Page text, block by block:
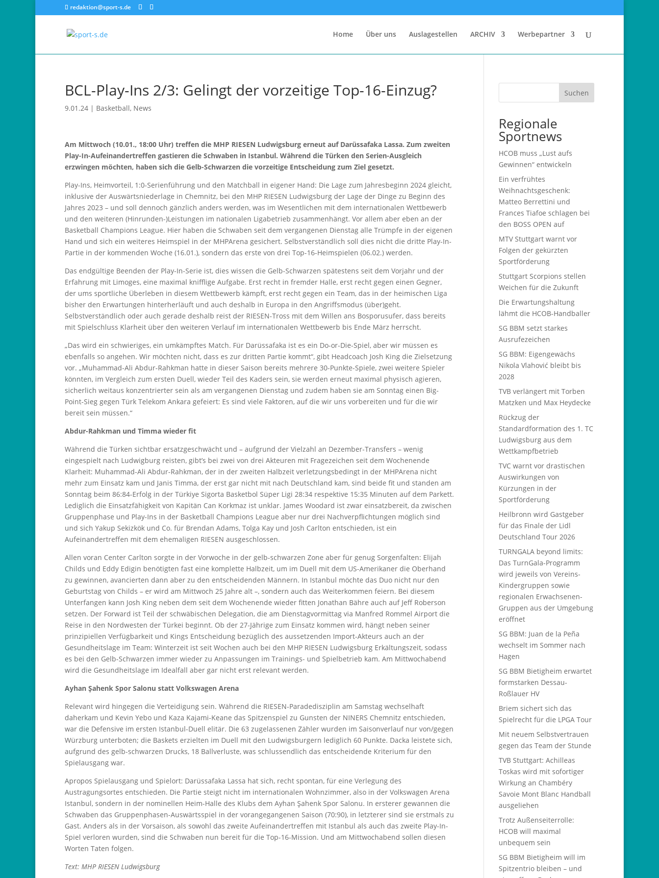
redaktion@sport-s.de
Home Über uns Auslagestellen ARCHIV Werbepartner
BCL-Play-Ins 2/3: Gelingt der vorzeitige Top-16-Einzug?
9.01.24 | Basketball, News
Am Mittwoch (10.01., 18:00 Uhr) treffen die MHP RIESEN Ludwigsburg erneut auf Darüssafaka Lassa. Zum zweiten
Play-In-Aufeinandertreffen gastieren die Schwaben in Istanbul. Während die Türken den Serien-Ausgleich
erzwingen möchten, haben sich die Gelb-Schwarzen die vorzeitige Entscheidung zum Ziel gesetzt.
Play-Ins, Heimvorteil, 1:0-Serienführung und den Matchball in eigener Hand: Die Lage zum Jahresbeginn 2024 gleicht,
inklusive der Auswärtsniederlage in Chemnitz, bei den MHP RIESEN Ludwigsburg der Lage der Dinge zu Beginn des
Jahres 2023 – und soll dennoch gänzlich anders werden, was im Wesentlichen mit dem internationalen Wettbewerb
und den weiteren (Hinrunden-)Leistungen im nationalen Ligabetrieb zusammenhängt. Vor allem aber eben an der
Basketball Champions League. Hier haben die Schwaben seit dem vergangenen Dienstag alle Trümpfe in der eigenen
Hand und sich ein weiteres Heimspiel in der MHPArena gesichert. Selbstverständlich soll dies nicht die dritte Play-In-
Partie in der kommenden Woche (16.01.), sondern das erste von drei Top-16-Heimspielen (06.02.) werden.
Das endgültige Beenden der Play-In-Serie ist, dies wissen die Gelb-Schwarzen spätestens seit dem Vorjahr und der
Erfahrung mit Limoges, eine maximal knifflige Aufgabe. Erst recht in fremder Halle, erst recht gegen einen Gegner,
der ums sportliche Überleben in diesem Wettbewerb kämpft, erst recht gegen ein Team, das in der heimischen Liga
bisher den Erwartungen hinterherläuft und auch deshalb in Europa in den Angriffsmodus (über)geht.
Selbstverständlich oder auch gerade deshalb reist der RIESEN-Tross mit dem Willen ans Bosporusufer, dass bereits
mit Spielschluss Klarheit über den weiteren Verlauf im internationalen Wettbewerb bis Ende März herrscht.
„Das wird ein schwieriges, ein umkämpftes Match. Für Darüssafaka ist es ein Do-or-Die-Spiel, aber wir müssen es
ebenfalls so angehen. Wir möchten nicht, dass es zur dritten Partie kommt“, gibt Headcoach Josh King die Zielsetzung
vor. „Muhammad-Ali Abdur-Rahkman hatte in dieser Saison bereits mehrere 30-Punkte-Spiele, zwei weitere Spieler
könnten, im Vergleich zum ersten Duell, wieder Teil des Kaders sein, sie werden erneut maximal physisch agieren,
sicherlich weitaus konzentrierter sein als am vergangenen Dienstag und zudem haben sie am Sonntag einen Big-
Point-Sieg gegen Türk Telekom Ankara gefeiert: Es sind viele Faktoren, auf die wir uns vorbereiten und für die wir
bereit sein müssen.“
Abdur-Rahkman und Timma wieder fit
Während die Türken sichtbar ersatzgeschwächt und – aufgrund der Vielzahl an Dezember-Transfers – wenig
eingespielt nach Ludwigburg reisten, gibt’s bei zwei von drei Akteuren mit Fragezeichen seit dem Wochenende
Klarheit: Muhammad-Ali Abdur-Rahkman, der in der zweiten Halbzeit verletzungsbedingt in der MHPArena nicht
mehr zum Einsatz kam und Janis Timma, der erst gar nicht mit nach Deutschland kam, sind beide fit und standen am
Sonntag beim 86:84-Erfolg in der Türkiye Sigorta Basketbol Süper Ligi 28:34 respektive 15:35 Minuten auf dem Parkett.
Lediglich die Einsatzfähigkeit von Kapitän Can Korkmaz ist unklar. James Woodard ist zwar einsatzbereit, da zwischen
Gruppenphase und Play-Ins in der Basketball Champions League aber nur drei Nachverpflichtungen möglich sind
und sich Yakup Sekizkök und Co. für Brendan Adams, Tolga Kay und Josh Carlton entschieden, ist ein
Aufeinandertreffen mit dem ehemaligen RIESEN ausgeschlossen.
Allen voran Center Carlton sorgte in der Vorwoche in der gelb-schwarzen Zone aber für genug Sorgenfalten: Elijah
Childs und Eddy Edigin benötigten fast eine komplette Halbzeit, um im Duell mit dem US-Amerikaner die Oberhand
zu gewinnen, avancierten dann aber zu den entscheidenden Männern. In Istanbul möchte das Duo nicht nur den
Geburtstag von Childs – er wird am Mittwoch 25 Jahre alt –, sondern auch das Weiterkommen feiern. Bei diesem
Unterfangen kann Josh King neben dem seit dem Wochenende wieder fitten Jonathan Bähre auch auf Jeff Roberson
setzen. Der Forward ist Teil der schwäbischen Delegation, die am Dienstagvormittag via Manfred Rommel Airport die
Reise in den Nordwesten der Türkei beginnt. Ob der 27-Jährige zum Einsatz kommen wird, hängt neben seiner
prinzipiellen Verfügbarkeit und Kings Entscheidung bezüglich des aussetzenden Import-Akteurs auch an der
Gesundheitslage im Team: Winterzeit ist seit Wochen auch bei den MHP RIESEN Ludwigsburg Erkältungszeit, sodass
es bei den Gelb-Schwarzen immer wieder zu Anpassungen im Trainings- und Spielbetrieb kam. Am Mittwochabend
wird die Gesundheitslage im Idealfall aber gar nicht erst relevant werden.
Ayhan Şahenk Spor Salonu statt Volkswagen Arena
Relevant wird hingegen die Verteidigung sein. Während die RIESEN-Paradedisziplin am Samstag wechselhaft
daherkam und Kevin Yebo und Kaza Kajami-Keane das Spitzenspiel zu Gunsten der NINERS Chemnitz entschieden,
war die Defensive im ersten Istanbul-Duell elitär. Die 63 zugelassenen Zähler wurden im Saisonverlauf nur von/gegen
Würzburg unterboten; die Baskets erzielten im Duell mit den Ludwigsburgern lediglich 60 Punkte. Dacka leistete sich,
aufgrund des gelb-schwarzen Drucks, 18 Ballverluste, was schlussendlich das entscheidende Kriterium für den
Spielausgang war.
Apropos Spielausgang und Spielort: Darüssafaka Lassa hat sich, recht spontan, für eine Verlegung des
Austragungsortes entschieden. Die Partie steigt nicht im internationalen Wohnzimmer, also in der Volkswagen Arena
Istanbul, sondern in der nominellen Heim-Halle des Klubs dem Ayhan Şahenk Spor Salonu. In ersterer gewannen die
Schwaben das Gruppenphasen-Auswärtsspiel in der vorangegangenen Saison (70:90), in letzterer sind sie erstmals zu
Gast. Anders als in der Vorsaison, als sowohl das zweite Aufeinandertreffen mit Istanbul als auch das zweite Play-In-
Spiel verloren wurden, sind die Schwaben nun bereit für die Top-16-Mission. Und am Mittwochabend sollen diesen
Worten Taten folgen.
Text: MHP RIESEN Ludwigsburg
Suchen
Regionale
Sportnews
HCOB muss „Lust aufs
Gewinnen“ entwickeln
Ein verfrühtes
Weihnachtsgeschenk:
Matteo Berrettini und
Frances Tiafoe schlagen bei
den BOSS OPEN auf
MTV Stuttgart warnt vor
Folgen der gekürzten
Sportförderung
Stuttgart Scorpions stellen
Weichen für die Zukunft
Die Erwartungshaltung
lähmt die HCOB-Handballer
SG BBM setzt starkes
Ausrufezeichen
SG BBM: Eigengewächs
Nikola Vlahović bleibt bis
2028
TVB verlängert mit Torben
Matzken und Max Heydecke
Rückzug der
Standardformation des 1. TC
Ludwigsburg aus dem
Wettkampfbetrieb
TVC warnt vor drastischen
Auswirkungen von
Kürzungen in der
Sportförderung
Heilbronn wird Gastgeber
für das Finale der Lidl
Deutschland Tour 2026
TURNGALA beyond limits:
Das TurnGala-Programm
wird jeweils von Vereins-
Kindergruppen sowie
regionalen Erwachsenen-
Gruppen aus der Umgebung
eröffnet
SG BBM: Juan de la Peña
wechselt im Sommer nach
Hagen
SG BBM Bietigheim erwartet
formstarken Dessau-
Roßlauer HV
Briem sichert sich das
Spielrecht für die LPGA Tour
Mit neuem Selbstvertrauen
gegen das Team der Stunde
TVB Stuttgart: Achilleas
Toskas wird mit sofortiger
Wirkung an Chambéry
Savoie Mont Blanc Handball
ausgeliehen
Trotz Außenseiterrolle:
HCOB will maximal
unbequem sein
SG BBM Bietigheim will im
Spitzentrio bleiben – und